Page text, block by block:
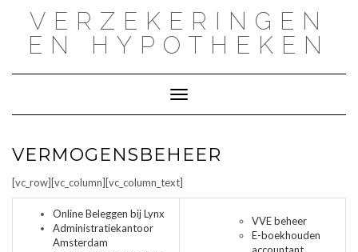
inhoudVERZEKERINGEN
EN HYPOTHEKEN
Toggle navigatie
VERMOGENSBEHEER
[vc_row][vc_column][vc_column_text]
Online Beleggen bij Lynx
Administratiekantoor
Amsterdam
VVE beheer
E-boekhouden